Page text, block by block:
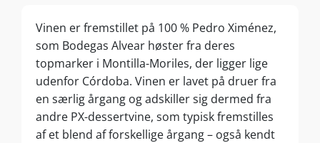
Vinen er fremstillet på 100 % Pedro Ximénez,
som Bodegas Alvear høster fra deres
topmarker i Montilla-Moriles, der ligger lige
udenfor Córdoba. Vinen er lavet på druer fra
en særlig årgang og adskiller sig dermed fra
andre PX-dessertvine, som typisk fremstilles
af et blend af forskellige årgang – også kendt